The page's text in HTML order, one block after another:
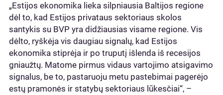
„Estijos ekonomika lieka silpniausia Baltijos regione
dėl to, kad Estijos privataus sektoriaus skolos
santykis su BVP yra didžiausias visame regione. Vis
dėlto, ryškėja vis daugiau signalų, kad Estijos
ekonomika stiprėja ir po truputį išlenda iš recesijos
gniaužtų. Matome pirmus vidaus vartojimo atsigavimo
signalus, be to, pastaruoju metu pastebimai pagerėjo
estų pramonės ir statybų sektoriaus lūkesčiai“, –